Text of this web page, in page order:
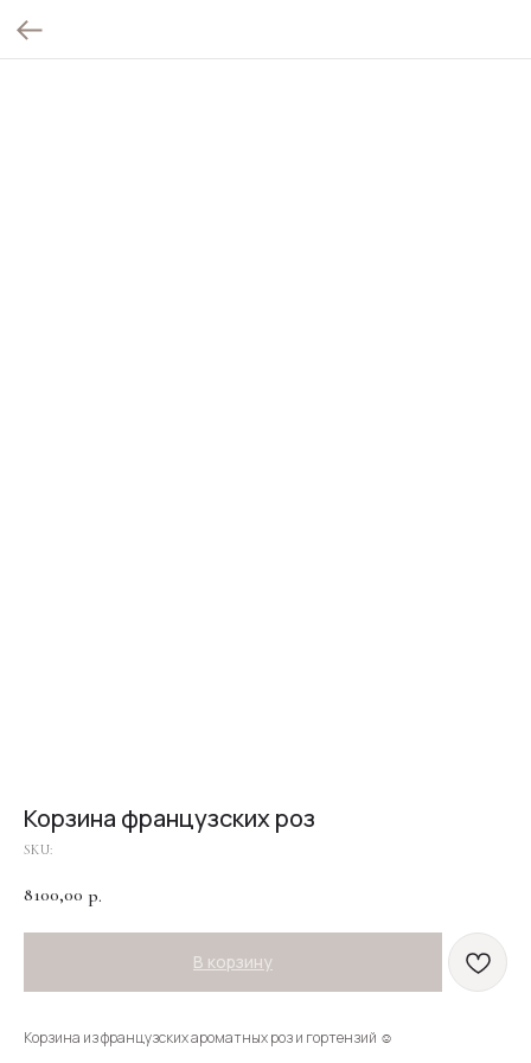
Корзина французских роз
SKU:
8100,00 р.
В корзину
Корзина из французских ароматных роз и гортензий ☺️